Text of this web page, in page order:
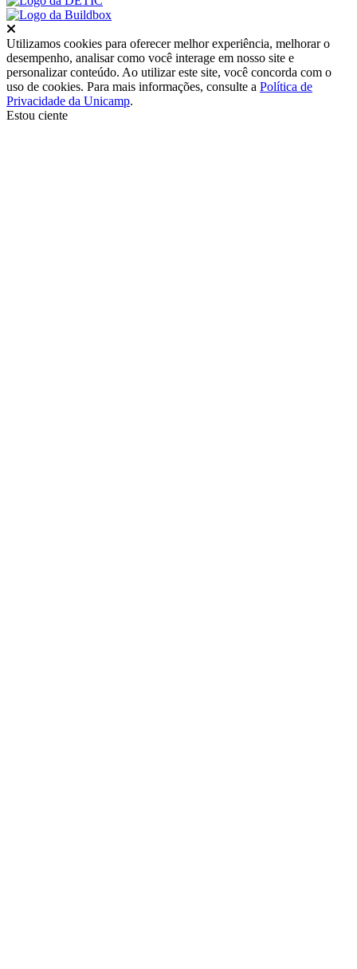
Utilizamos cookies para oferecer melhor experiência, melhorar o
desempenho, analisar como você interage em nosso site e
personalizar conteúdo. Ao utilizar este site, você concorda com o
uso de cookies. Para mais informações, consulte a Política de
Privacidade da Unicamp.
Estou ciente